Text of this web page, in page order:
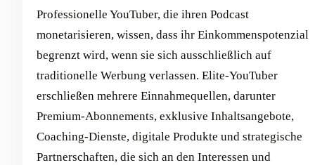
Professionelle YouTuber, die ihren Podcast
monetarisieren, wissen, dass ihr Einkommenspotenzial
begrenzt wird, wenn sie sich ausschließlich auf
traditionelle Werbung verlassen. Elite-YouTuber
erschließen mehrere Einnahmequellen, darunter
Premium-Abonnements, exklusive Inhaltsangebote,
Coaching-Dienste, digitale Produkte und strategische
Partnerschaften, die sich an den Interessen und